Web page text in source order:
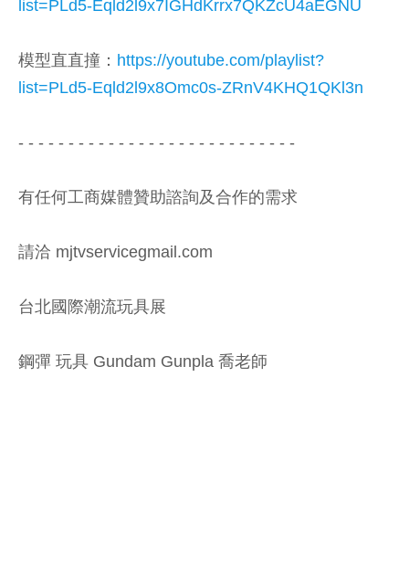
list=PLd5-Eqld2l9x7IGHdKrrx7QKZcU4aEGNU
模型直直撞： https://youtube.com/playlist?
list=PLd5-Eqld2l9x8Omc0s-ZRnV4KHQ1QKl3n
- - - - - - - - - - - - - - - - - - - - - - - - - - - -
有任何工商媒體贊助諮詢及合作的需求
請洽 mjtvservicegmail.com
台北國際潮流玩具展
鋼彈 玩具 Gundam Gunpla 喬老師